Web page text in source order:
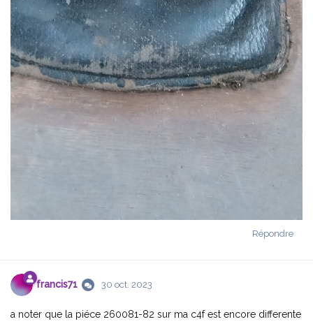
Répondre
francis71 30 oct. 2023
a noter que la piéce 260081-82 sur ma c4f est encore differente